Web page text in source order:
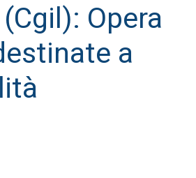
Opera
a